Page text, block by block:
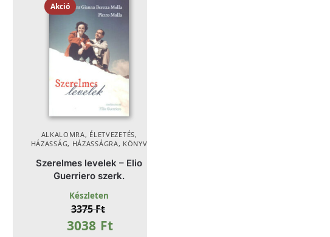
Akció
ALKALOMRA, ÉLETVEZETÉS,
HÁZASSÁG, HÁZASSÁGRA, KÖNYV
Szerelmes levelek – Elio
Guerriero szerk.
Készleten
3375Ft
3038 Ft